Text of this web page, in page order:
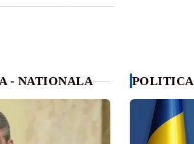
- NATIONALA